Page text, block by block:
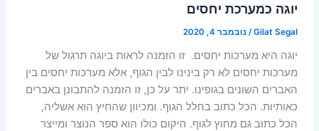
יוגה כמערכת יחסים
Gilat Segal
/ נובמבר 4, 2020
יוגה היא מערכות יחסים. זו הזמנה לראות ביוגה תרגול של
מערכות יחסים לא רק בינינו לבין הגוף, אלא מערכות יחסים בין
האברים השונים בגופינו. יתר על כן, זו הזמנה להתבונן באברים
כאותיות. הכל כתוב בחלל הגוף. ומכיוון שהחיץ הוא אשליה,
הכל כתוב גם מחוץ לגוף. היקום כולו הוא ספר הנוצר ומייצר